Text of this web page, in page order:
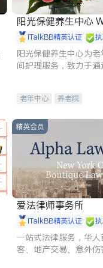
阳光保健养生中心
iTalkBB精英认证
阳光保健养生中心为老
间护理服务，致力于
老年中心 养老院
精英会员
爱法律师事务所
iTalkBB精英认证
一站式法律服务，华人
客、地产交易、意外